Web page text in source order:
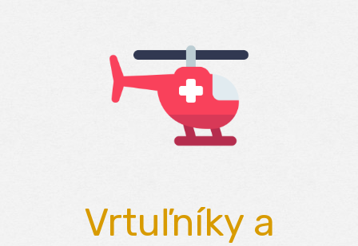
Vrtuľníky a